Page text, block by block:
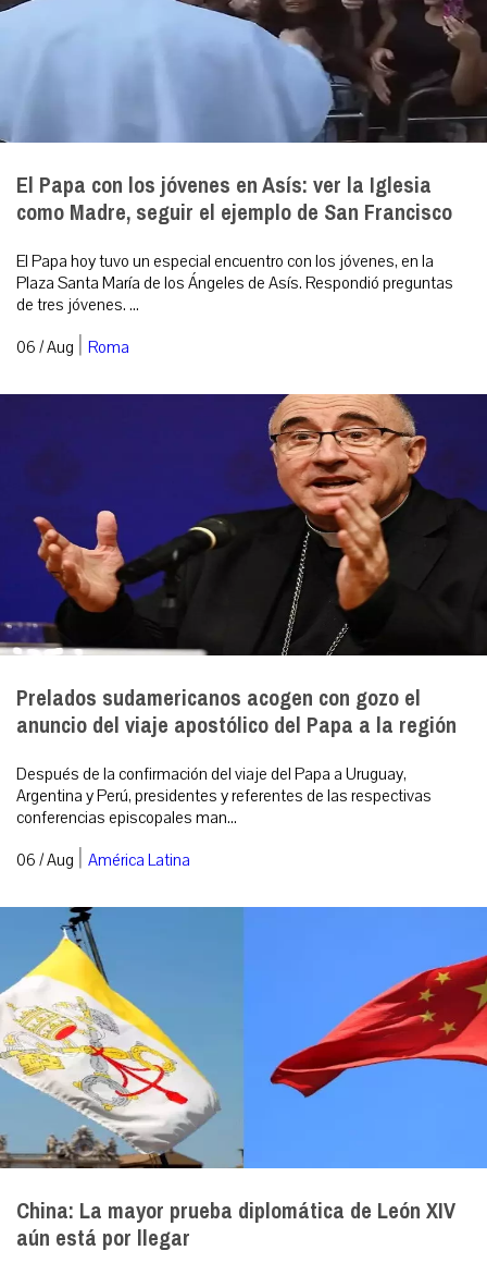
El Papa con los jóvenes en Asís: ver la Iglesia
como Madre, seguir el ejemplo de San Francisco
El Papa hoy tuvo un especial encuentro con los jóvenes, en la
Plaza Santa María de los Ángeles de Asís. Respondió preguntas
de tres jóvenes. ...
06 / Aug | Roma
Prelados sudamericanos acogen con gozo el
anuncio del viaje apostólico del Papa a la región
Después de la confirmación del viaje del Papa a Uruguay,
Argentina y Perú, presidentes y referentes de las respectivas
conferencias episcopales man...
06 / Aug | América Latina
China: La mayor prueba diplomática de León XIV
aún está por llegar